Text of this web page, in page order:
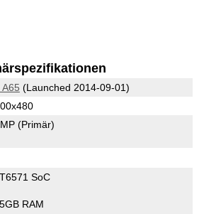
A65 (Launched 2014-09-01)
(Primär)
SoC
RAM